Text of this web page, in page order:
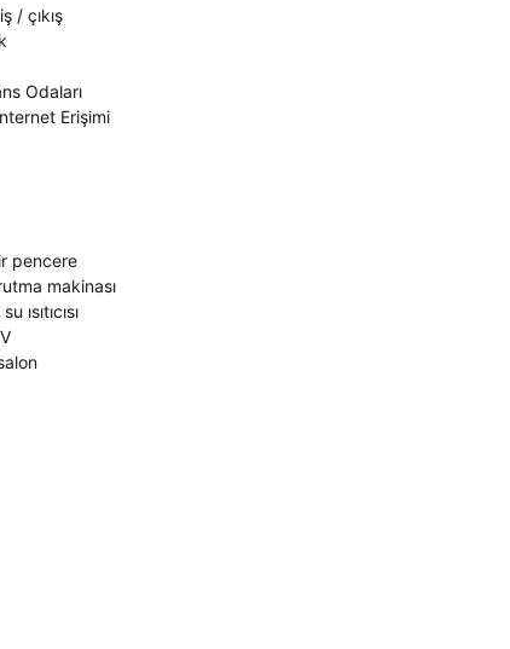
/ çıkış
Odaları
Erişimi
pencere
makinası
ısıtıcısı